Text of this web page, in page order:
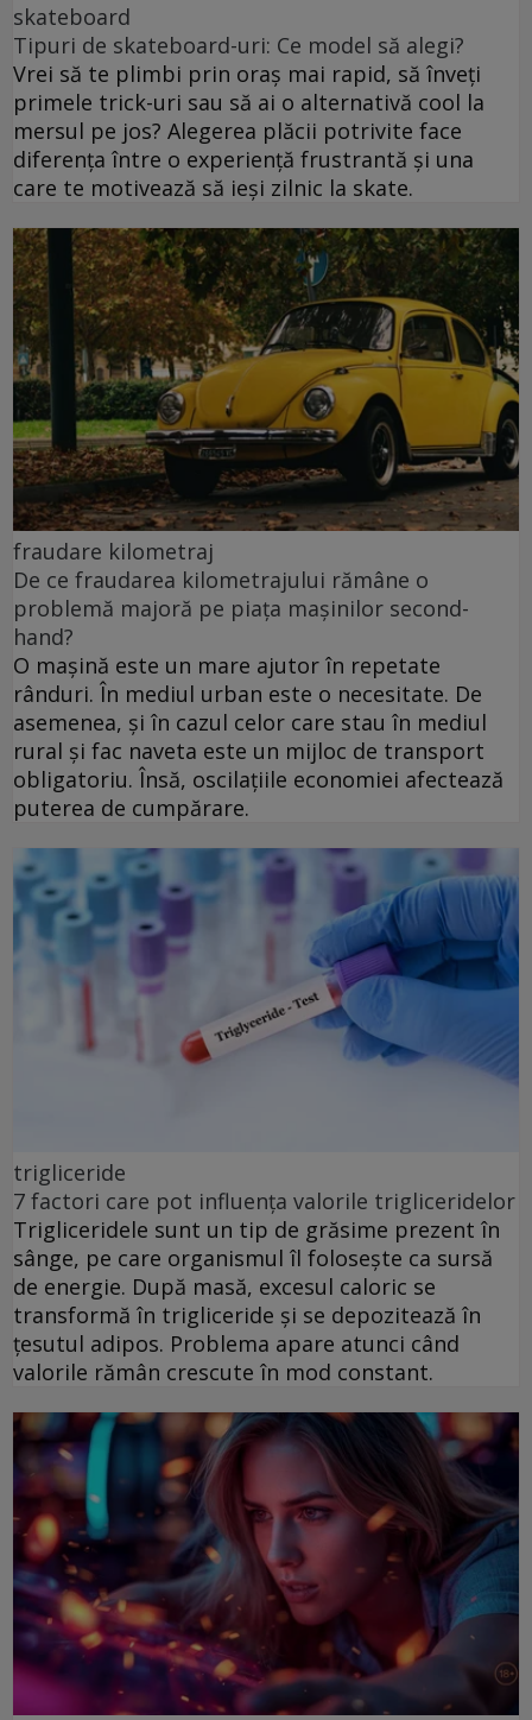
skateboard
Tipuri de skateboard-uri: Ce model să alegi?
Vrei să te plimbi prin oraș mai rapid, să înveți
primele trick-uri sau să ai o alternativă cool la
mersul pe jos? Alegerea plăcii potrivite face
diferența între o experiență frustrantă și una
care te motivează să ieși zilnic la skate.
fraudare kilometraj
De ce fraudarea kilometrajului rămâne o
problemă majoră pe piața mașinilor second-
hand?
O mașină este un mare ajutor în repetate
rânduri. În mediul urban este o necesitate. De
asemenea, și în cazul celor care stau în mediul
rural și fac naveta este un mijloc de transport
obligatoriu. Însă, oscilațiile economiei afectează
puterea de cumpărare.
trigliceride
7 factori care pot influența valorile trigliceridelor
Trigliceridele sunt un tip de grăsime prezent în
sânge, pe care organismul îl folosește ca sursă
de energie. După masă, excesul caloric se
transformă în trigliceride și se depozitează în
țesutul adipos. Problema apare atunci când
valorile rămân crescute în mod constant.